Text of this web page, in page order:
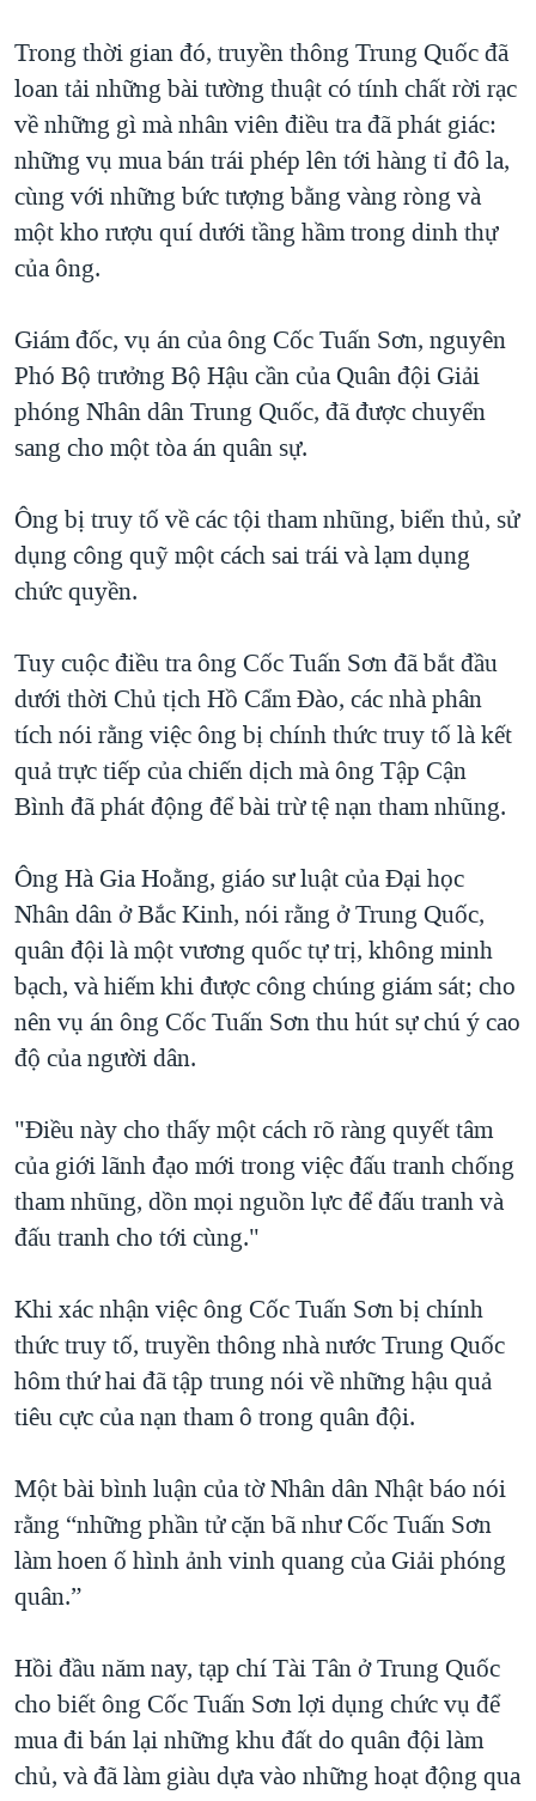
Trong thời gian đó, truyền thông Trung Quốc đã
loan tải những bài tường thuật có tính chất rời rạc
về những gì mà nhân viên điều tra đã phát giác:
những vụ mua bán trái phép lên tới hàng tỉ đô la,
cùng với những bức tượng bằng vàng ròng và
một kho rượu quí dưới tầng hầm trong dinh thự
của ông.
Giám đốc, vụ án của ông Cốc Tuấn Sơn, nguyên
Phó Bộ trưởng Bộ Hậu cần của Quân đội Giải
phóng Nhân dân Trung Quốc, đã được chuyển
sang cho một tòa án quân sự.
Ông bị truy tố về các tội tham nhũng, biển thủ, sử
dụng công quỹ một cách sai trái và lạm dụng
chức quyền.
Tuy cuộc điều tra ông Cốc Tuấn Sơn đã bắt đầu
dưới thời Chủ tịch Hồ Cẩm Đào, các nhà phân
tích nói rằng việc ông bị chính thức truy tố là kết
quả trực tiếp của chiến dịch mà ông Tập Cận
Bình đã phát động để bài trừ tệ nạn tham nhũng.
Ông Hà Gia Hoằng, giáo sư luật của Đại học
Nhân dân ở Bắc Kinh, nói rằng ở Trung Quốc,
quân đội là một vương quốc tự trị, không minh
bạch, và hiếm khi được công chúng giám sát; cho
nên vụ án ông Cốc Tuấn Sơn thu hút sự chú ý cao
độ của người dân.
"Điều này cho thấy một cách rõ ràng quyết tâm
của giới lãnh đạo mới trong việc đấu tranh chống
tham nhũng, dồn mọi nguồn lực để đấu tranh và
đấu tranh cho tới cùng."
Khi xác nhận việc ông Cốc Tuấn Sơn bị chính
thức truy tố, truyền thông nhà nước Trung Quốc
hôm thứ hai đã tập trung nói về những hậu quả
tiêu cực của nạn tham ô trong quân đội.
Một bài bình luận của tờ Nhân dân Nhật báo nói
rằng “những phần tử cặn bã như Cốc Tuấn Sơn
làm hoen ố hình ảnh vinh quang của Giải phóng
quân.”
Hồi đầu năm nay, tạp chí Tài Tân ở Trung Quốc
cho biết ông Cốc Tuấn Sơn lợi dụng chức vụ để
mua đi bán lại những khu đất do quân đội làm
chủ, và đã làm giàu dựa vào những hoạt động qua